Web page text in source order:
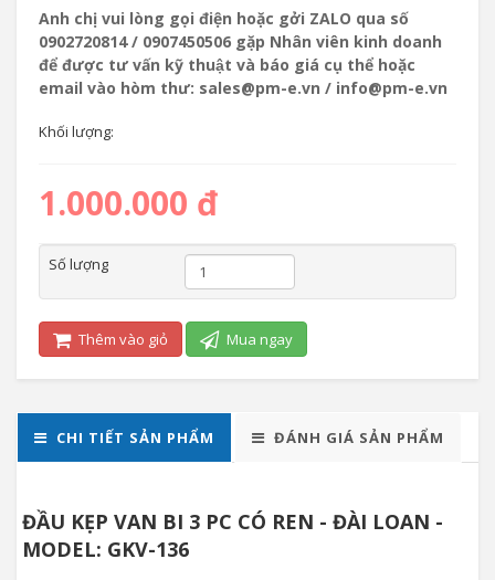
Anh chị vui lòng gọi điện hoặc gởi ZALO qua số
0902720814 / 0907450506 gặp Nhân viên kinh doanh
để được tư vấn kỹ thuật và báo giá cụ thể hoặc
email vào hòm thư: sales@pm-e.vn / info@pm-e.vn
Khối lượng:
1.000.000 đ
Số lượng
Thêm vào giỏ Mua ngay
CHI TIẾT SẢN PHẨM ĐÁNH GIÁ SẢN PHẨM
ĐẦU KẸP VAN BI 3 PC CÓ REN - ĐÀI LOAN -
MODEL: GKV-136